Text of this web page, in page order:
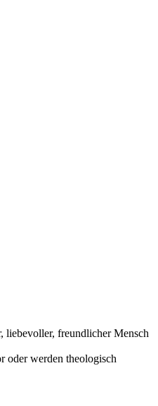
liebevoller, freundlicher Mensch
oder werden theologisch